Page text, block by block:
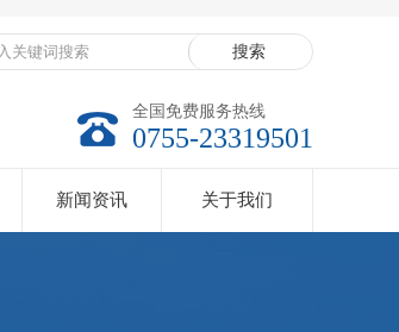
全国免费服务热线
0755-23319501
新闻资讯 关于我们